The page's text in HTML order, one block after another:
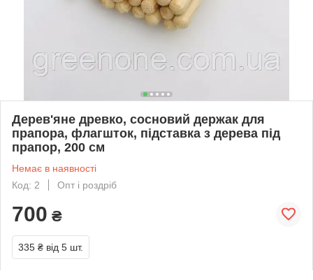
Дерев'яне древко, сосновий держак для
прапора, флагшток, підставка з дерева під
прапор, 200 см
Немає в наявності
Код: 2
Опт і роздріб
700 ₴
335 ₴ від 5 шт.